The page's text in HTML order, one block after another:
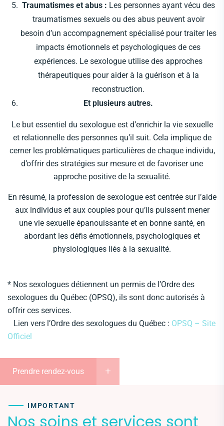
Traumatismes et abus : Les personnes ayant vécu des
traumatismes sexuels ou des abus peuvent avoir
besoin d’un accompagnement spécialisé pour traiter les
impacts émotionnels et psychologiques de ces
expériences. Le sexologue utilise des approches
thérapeutiques pour aider à la guérison et à la
reconstruction.
Et plusieurs autres.
Le but essentiel du sexologue est d’enrichir la vie sexuelle
et relationnelle des personnes qu’il suit. Cela implique de
cerner les problématiques particulières de chaque individu,
d’offrir des stratégies sur mesure et de favoriser une
approche positive de la sexualité.
En résumé, la profession de sexologue est centrée sur l’aide
aux individus et aux couples pour qu’ils puissent mener
une vie sexuelle épanouissante et en bonne santé, en
abordant les défis émotionnels, psychologiques et
physiologiques liés à la sexualité.
* Nos sexologues détiennent un permis de l’Ordre des
sexologues du Québec (OPSQ), ils sont donc autorisés à
offrir ces services.
Lien vers l’Ordre des sexologues du Québec : OPSQ – Site
Officiel
Prendre rendez-vous
IMPORTANT